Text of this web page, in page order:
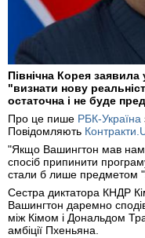
Північна Корея
"визнати нову
остаточна і не буде
Про це пише РБК-Україна
Повідомляють
"Якщо Вашингтон мав
спосіб припинити
стали б лише предметом
Сестра диктатора КНДР
Вашингтон даремно
між Кімом і Дональдом
амбіції Пхеньяна.